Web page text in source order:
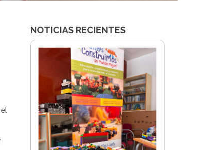
NOTICIAS RECIENTES